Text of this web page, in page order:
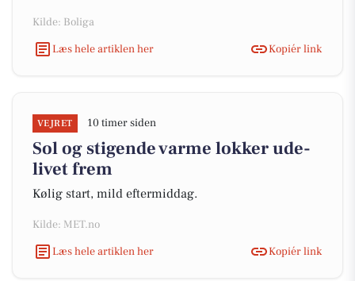
Kilde: Boliga
Læs hele artiklen her
Kopiér link
VEJRET 10 timer siden
Sol og stigende varme lokker ude-
livet frem
Kølig start, mild eftermiddag.
Kilde: MET.no
Læs hele artiklen her
Kopiér link